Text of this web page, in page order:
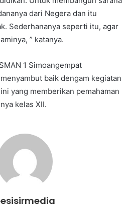
dari Negera dan itu
Sederhananya seperti itu, agar
” katanya.
1 Simoangempat
baik dengam kegiatan
yang memberikan pemahaman
kelas XII.